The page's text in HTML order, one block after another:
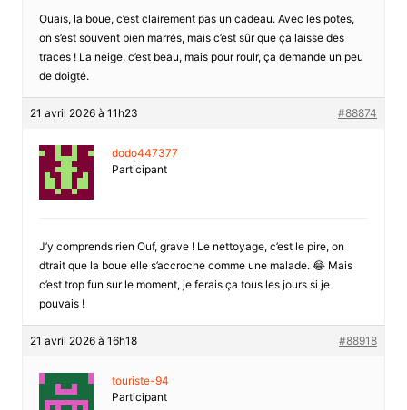
Ouais, la boue, c’est clairement pas un cadeau. Avec les potes,
on s’est souvent bien marrés, mais c’est sûr que ça laisse des
traces ! La neige, c’est beau, mais pour roulr, ça demande un peu
de doigté.
21 avril 2026 à 11h23 #88874
dodo447377
Participant
J’y comprends rien Ouf, grave ! Le nettoyage, c’est le pire, on
dtrait que la boue elle s’accroche comme une malade. 😂 Mais
c’est trop fun sur le moment, je ferais ça tous les jours si je
pouvais !
21 avril 2026 à 16h18 #88918
touriste-94
Participant